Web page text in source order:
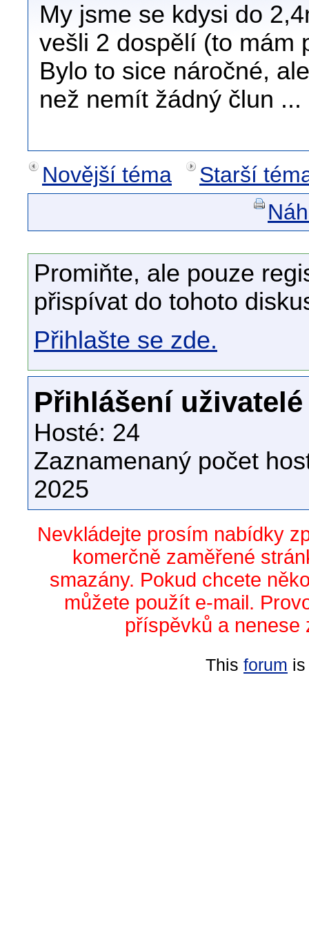
My jsme se kdysi do
vešli 2 dospělí (to mám
Bylo to sice náročné,
než nemít žádný člun ...
Novější téma
Starší
Promiňte, ale pouze
přispívat do tohoto
Přihlašte se zde.
Přihlášení uživatelé
Hosté: 24
Zaznamenaný počet
2025
Nevkládejte prosím nabídky
komerčně zaměřené
smazány. Pokud chcete
můžete použít e-mail.
příspěvků a nenese
This forum